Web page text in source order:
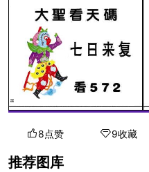
8点赞 9收藏
推荐图库